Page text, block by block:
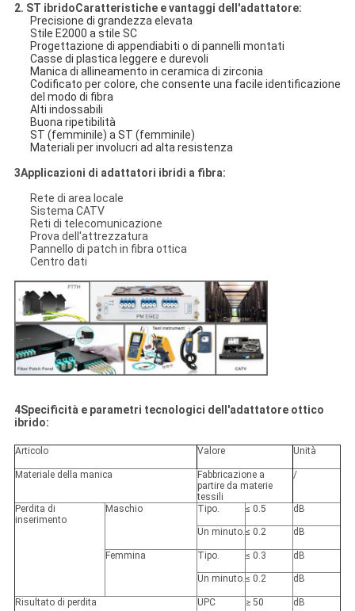
2. ST ibridoCaratteristiche e vantaggi dell'adattatore:
Precisione di grandezza elevata
Stile E2000 a stile SC
Progettazione di appendiabiti o di pannelli montati
Casse di plastica leggere e durevoli
Manica di allineamento in ceramica di zirconia
Codificato per colore, che consente una facile identificazione
del modo di fibra
Alti indossabili
Buona ripetibilità
ST (femminile) a ST (femminile)
Materiali per involucri ad alta resistenza
3Applicazioni di adattatori ibridi a fibra:
Rete di area locale
Sistema CATV
Reti di telecomunicazione
Prova dell'attrezzatura
Pannello di patch in fibra ottica
Centro dati
4Specificità e parametri tecnologici dell'adattatore ottico
ibrido:
Articolo Valore Unità
Materiale della manica
Fabbricazione a
partire da materie
tessili
/
Perdita di
inserimento
Maschio Tipo. ≤ 0.5 dB
Un minuto.≤ 0.2 dB
Femmina Tipo. ≤ 0.3 dB
Un minuto.≤ 0.2 dB
Risultato di perdita UPC ≥ 50 dB